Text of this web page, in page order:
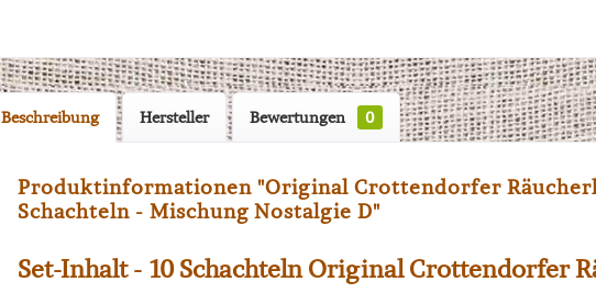
Beschreibung Hersteller Bewertungen 0
Produktinformationen "Original Crottendorfer
Schachteln - Mischung Nostalgie D"
Set-Inhalt - 10 Schachteln Original Crottendorfer